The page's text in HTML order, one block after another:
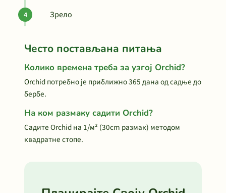
Зрело
Често постављана питања
Колико времена треба за узгој Orchid?
Orchid потребно је приближно 365 дана од садње до
бербе.
На ком размаку садити Orchid?
Садите Orchid на 1/м² (30cm размак) методом
квадратне стопе.